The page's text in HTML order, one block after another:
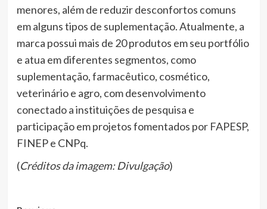
menores, além de reduzir desconfortos comuns
em alguns tipos de suplementação. Atualmente, a
marca possui mais de 20 produtos em seu portfólio
e atua em diferentes segmentos, como
suplementação, farmacêutico, cosmético,
veterinário e agro, com desenvolvimento
conectado a instituições de pesquisa e
participação em projetos fomentados por FAPESP,
FINEP e CNPq.
(Créditos da imagem: Divulgação)